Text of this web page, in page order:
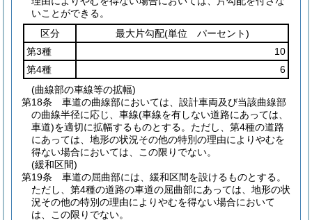
いことができる。
区分
最大片勾配(単位 パーセント)
第3種
10
第4種
6
(曲線部の車線等の拡幅)
第18条
車道の曲線部においては、設計車両及び当該曲線部
の曲線半径に応じ、車線(車線を有しない道路にあっては、
車道)を適切に拡幅するものとする。 ただし、第4種の道路
にあっては、地形の状況その他の特別の理由によりやむを
得ない場合においては、この限りでない。
(緩和区間)
第19条
車道の屈曲部には、緩和区間を設けるものとする。
ただし、第4種の道路の車道の屈曲部にあっては、地形の状
況その他の特別の理由によりやむを得ない場合において
は、この限りでない。